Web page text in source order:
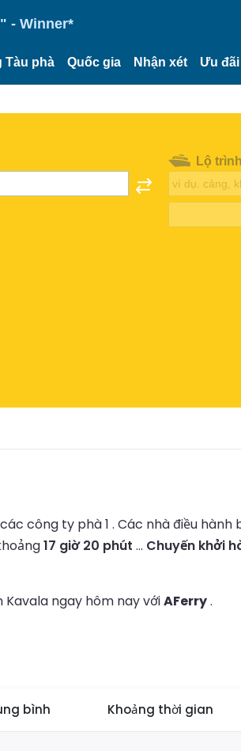
- Winner*
Tàu phà Quốc gia Nhận xét Ưu
Lộ
công ty phà 1 . Các nhà điều hành
17 giờ 20 phút ... Chuyến khởi
ngay hôm nay vớiAFerry.
bình Khoảng thời gian